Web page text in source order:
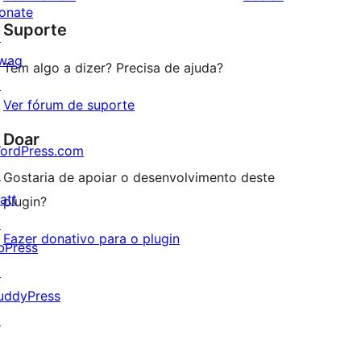
star
reviews
Suporte
Tem algo a dizer? Precisa de ajuda?
Ver fórum de suporte
Doar
Gostaria de apoiar o desenvolvimento deste
plugin?
Fazer donativo para o plugin